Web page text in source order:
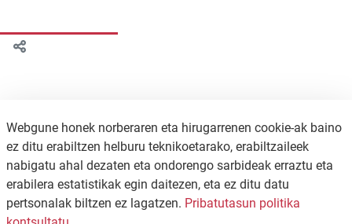
Webgune honek norberaren eta hirugarrenen cookie-ak baino
ez ditu erabiltzen helburu teknikoetarako, erabiltzaileek
nabigatu ahal dezaten eta ondorengo sarbideak erraztu eta
erabilera estatistikak egin daitezen, eta ez ditu datu
pertsonalak biltzen ez lagatzen. Pribatutasun politika